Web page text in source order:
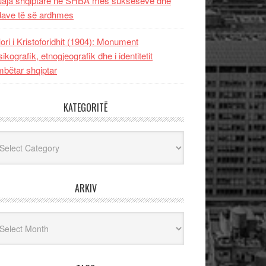
të së ardhmes
i Kristoforidhit (1904): Monument
etnogjeografik dhe i identitetit
shqiptar
KATEGORITË
ARKIV